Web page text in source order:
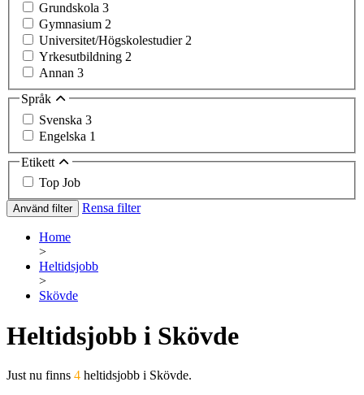
Grundskola 3
Gymnasium 2
Universitet/Högskolestudier 2
Yrkesutbildning 2
Annan 3
Språk
Svenska 3
Engelska 1
Etikett
Top Job
Använd filter Rensa filter
Home
>
Heltidsjobb
>
Skövde
Heltidsjobb i Skövde
Just nu finns 4 heltidsjobb i Skövde.